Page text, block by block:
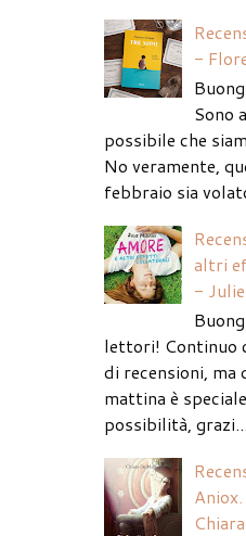
-
Sono
possibile che
No veramente,
febbraio sia
altri
-
lettori! Continuo
di recensioni, ma
mattina è
possibilità, grazi...